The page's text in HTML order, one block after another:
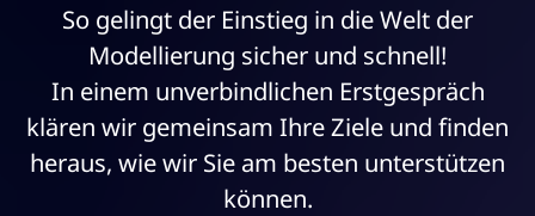
So gelingt der Einstieg in die Welt der
Modellierung sicher und schnell!
In einem unverbindlichen Erstgespräch
klären wir gemeinsam Ihre Ziele und finden
heraus, wie wir Sie am besten unterstützen
können.